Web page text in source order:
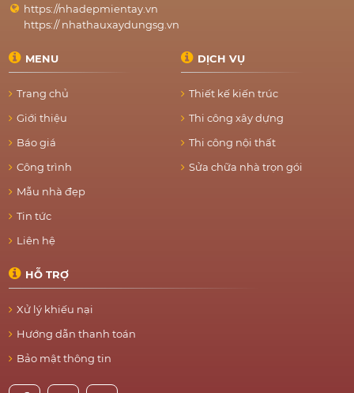
https://nhadepmientay.vn
https:// nhathauxaydungsg.vn
MENU
Trang chủ
Giới thiệu
Báo giá
Công trình
Mẫu nhà đẹp
Tin tức
Liên hệ
DỊCH VỤ
Thiết kế kiến trúc
Thi công xây dựng
Thi công nội thất
Sửa chữa nhà trọn gói
HỖ TRỢ
Xử lý khiếu nại
Hướng dẫn thanh toán
Bảo mật thông tin